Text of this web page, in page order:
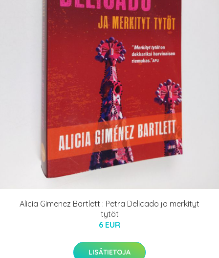
Alicia Gimenez Bartlett : Petra Delicado ja merkityt
tytöt
6 EUR
LISÄTIETOJA